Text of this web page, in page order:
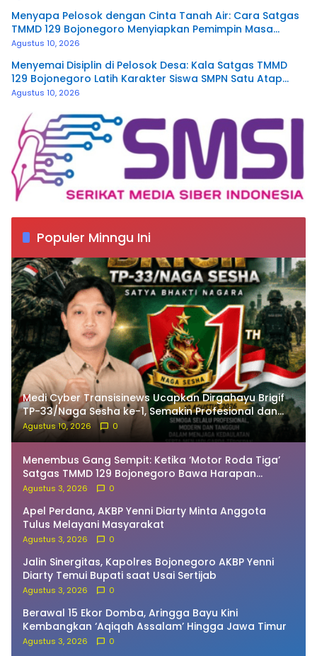
Menyapa Pelosok dengan Cinta Tanah Air: Cara Satgas
TMMD 129 Bojonegoro Menyiapkan Pemimpin Masa
Depan
Agustus 10, 2026
Menyemai Disiplin di Pelosok Desa: Kala Satgas TMMD
129 Bojonegoro Latih Karakter Siswa SMPN Satu Atap
Kesongo
Agustus 10, 2026
Populer Minngu Ini
Medi Cyber Transisinews Ucapkan Dirgahayu Brigif
TP-33/Naga Sesha ke-1, Semakin Profesional dan
Dekat dengan Masyarakat
Agustus 10, 2026 0
Menembus Gang Sempit: Ketika ‘Motor Roda Tiga’
Satgas TMMD 129 Bojonegoro Bawa Harapan
Rumah Layak Huni Warga Kesongo
Agustus 3, 2026 0
Apel Perdana, AKBP Yenni Diarty Minta Anggota
Tulus Melayani Masyarakat
Agustus 3, 2026 0
Jalin Sinergitas, Kapolres Bojonegoro AKBP Yenni
Diarty Temui Bupati saat Usai Sertijab
Agustus 3, 2026 0
Berawal 15 Ekor Domba, Aringga Bayu Kini
Kembangkan ‘Aqiqah Assalam’ Hingga Jawa Timur
Agustus 3, 2026 0